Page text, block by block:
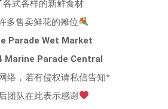
各式各样的新鲜食材
多售卖鲜花的摊位
Parade Wet Market
Marine Parade Central
络，若有侵权请私信告知*
团队在此表示感谢